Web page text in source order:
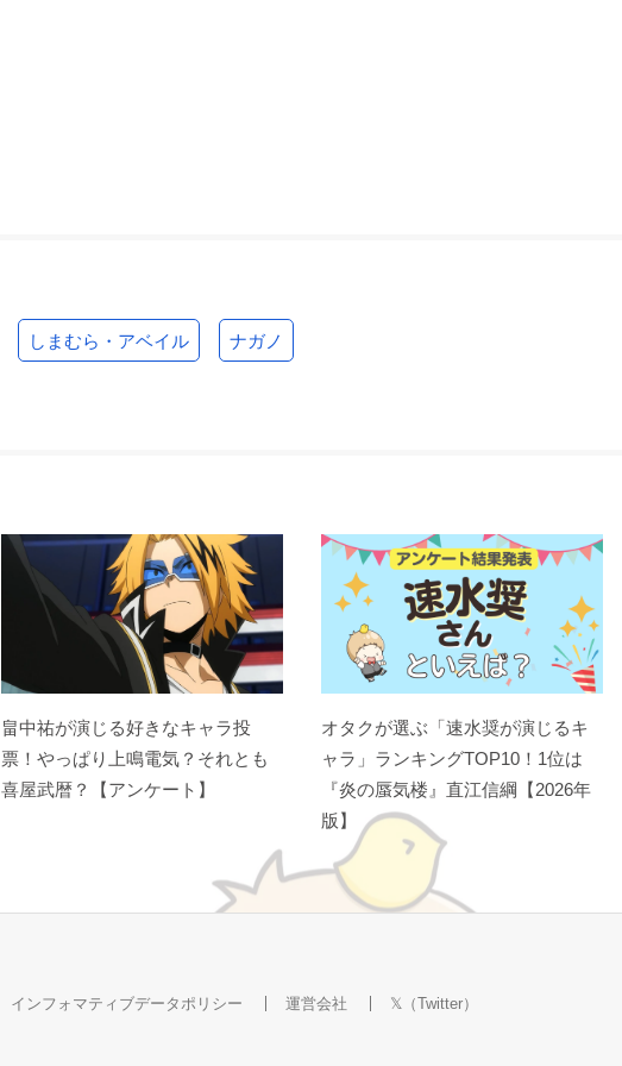
しまむら・アベイル ナガノ
畠中祐が演じる好きなキャラ投
票！やっぱり上鳴電気？それとも
喜屋武暦？【アンケート】
オタクが選ぶ「速水奨が演じるキ
ャラ」ランキングTOP10！1位は
『炎の蜃気楼』直江信綱【2026年
版】
インフォマティブデータポリシー 運営会社 𝕏（Twitter）